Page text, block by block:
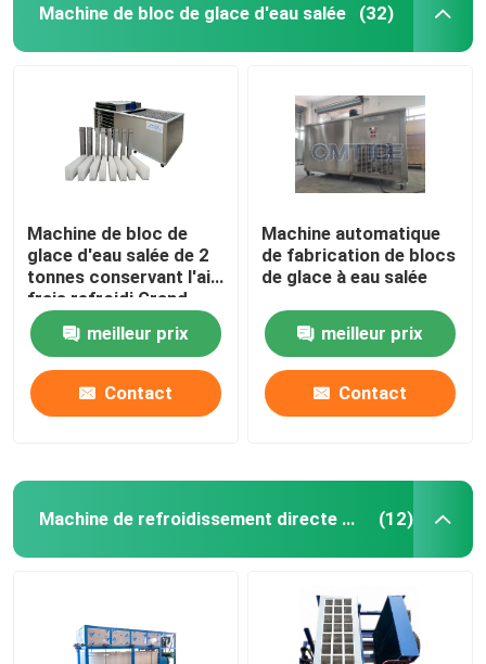
Machine de bloc de glace d'eau salée (32)
Machine de bloc de
glace d'eau salée de 2
tonnes conservant l'air
frais refroidi Grand
fabricant de bloc de
glace
meilleur prix
Contact
Machine automatique
de fabrication de blocs
de glace à eau salée
meilleur prix
Contact
Machine de refroidissement directe de bloc de glace (12)